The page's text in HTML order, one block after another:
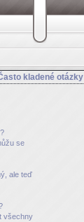
kladené otázky
se
ale teď
všechny